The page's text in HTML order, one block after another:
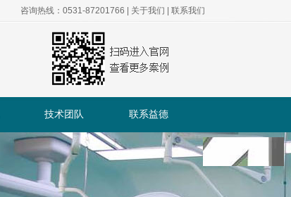
咨询热线：0531-87201766 | 关于我们 联系我们
技术团队 联系益德